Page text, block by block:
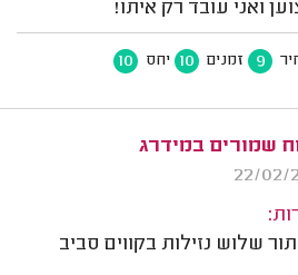
ואני עובד רק איתו!
9 זמנים 10 יחס 10
שמורים במידרג
שלוש נזילות בקווים סביב